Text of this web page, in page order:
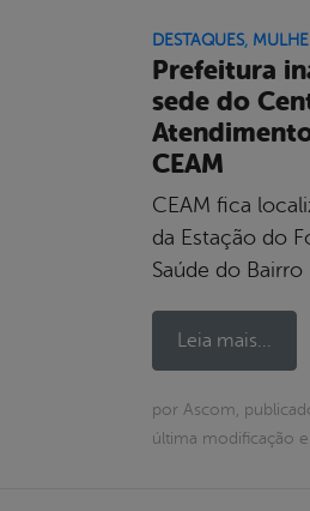
DESTAQUES,
Prefeitura
sede do
CEAM
CEAM fica
da Estação do
Saúde do Bairro
Leia mais...
por Ascom,
última modificação